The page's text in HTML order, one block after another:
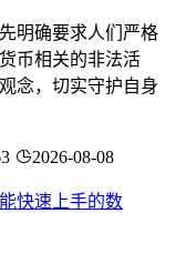
明确要求人们严格
币相关的非法活
念，切实守护自身
2026-08-08